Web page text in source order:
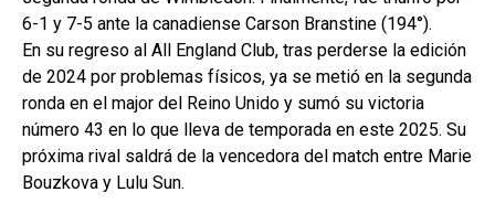
6-1 y 7-5 ante la canadiense Carson Branstine (194°).
En su regreso al All England Club, tras perderse la edición
de 2024 por problemas físicos, ya se metió en la segunda
ronda en el major del Reino Unido y sumó su victoria
número 43 en lo que lleva de temporada en este 2025. Su
próxima rival saldrá de la vencedora del match entre Marie
Bouzkova y Lulu Sun.